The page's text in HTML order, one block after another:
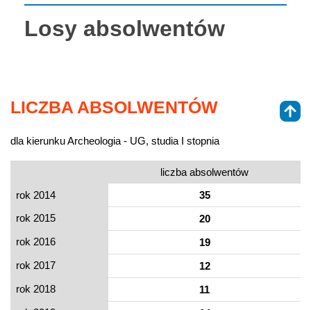
Losy absolwentów
LICZBA ABSOLWENTÓW
dla kierunku Archeologia - UG, studia I stopnia
liczba absolwentów
rok 2014
35
rok 2015
20
rok 2016
19
rok 2017
12
rok 2018
11